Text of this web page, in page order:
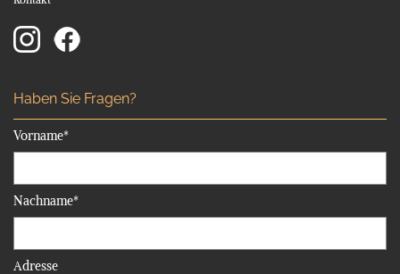
Haben Sie Fragen?
Vorname*
Nachname*
Adresse